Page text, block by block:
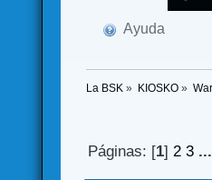
Ayuda
La BSK » KIOSKO»
Páginas: [1] 2 3 ...